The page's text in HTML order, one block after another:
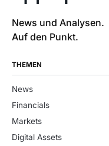
News und Analysen.
Auf den Punkt.
THEMEN
News
Financials
Markets
Digital Assets